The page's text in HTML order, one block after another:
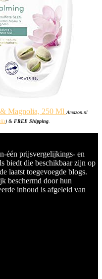
Magnolia, 250 Ml Amazon.nl
) & FREE Shipping
één prijsvergelijkings- en
biedt die beschikbaar zijn op
laatst toegevoegde blogs.
beschermd door hun
inhoud is afgeleid van